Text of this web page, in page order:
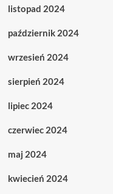
listopad 2024
październik 2024
wrzesień 2024
sierpień 2024
lipiec 2024
czerwiec 2024
maj 2024
kwiecień 2024